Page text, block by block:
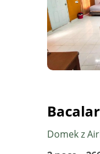
Bacalar
Domek z